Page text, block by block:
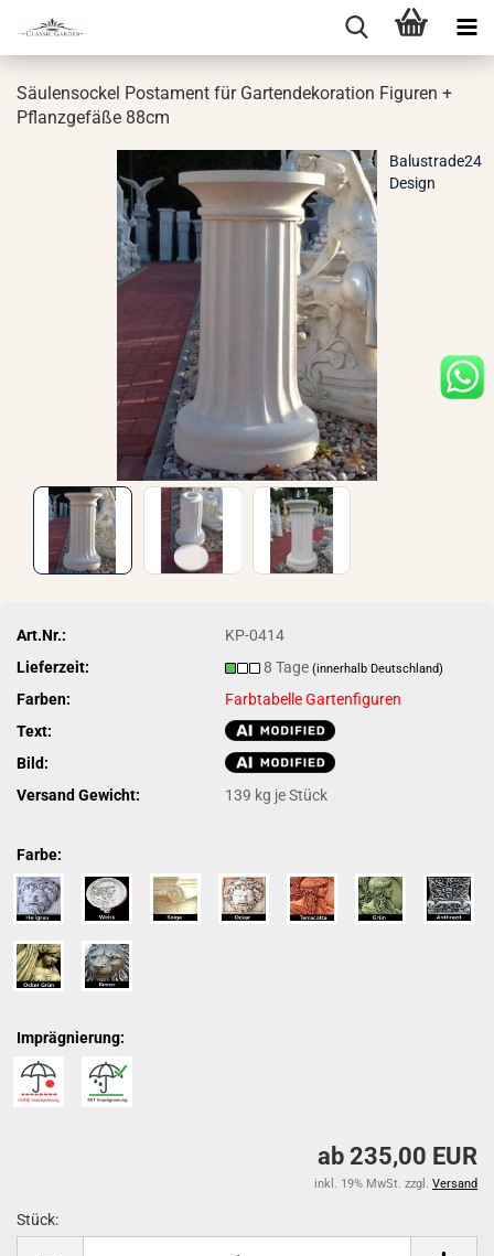
Säu­len­so­ckel Pos­ta­ment für Gar­ten­de­ko­ra­ti­on Fi­gu­ren +
Pflanz­ge­fä­ße 88cm
Balustrade24
Design
Art.Nr.:
KP-0414
Lieferzeit:
8 Tage(innerhalb Deutschland)
Farben:
Farbtabelle Gartenfiguren
Text:
Bild:
Versand Gewicht:
139 kg je Stück
Farbe:
Imprägnierung:
ab 235,00 EUR
inkl. 19% MwSt. zzgl. Versand
Stück: